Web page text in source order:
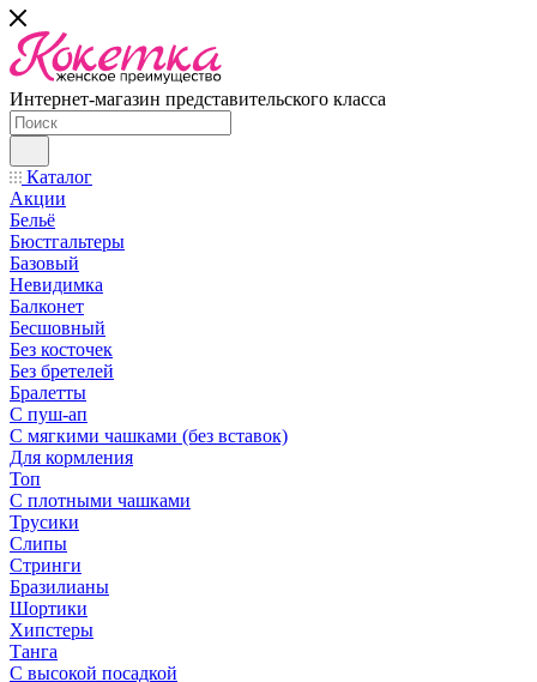
Интернет-магазин представительского класса
Каталог
Акции
Бельё
Бюстгальтеры
Базовый
Невидимка
Балконет
Бесшовный
Без косточек
Без бретелей
Бралетты
С пуш-ап
С мягкими чашками (без вставок)
Для кормления
Топ
С плотными чашками
Трусики
Слипы
Стринги
Бразилианы
Шортики
Хипстеры
Танга
С высокой посадкой